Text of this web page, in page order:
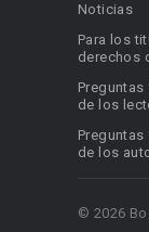
Noticias
Para los
derechos
de los
de los
© 2026